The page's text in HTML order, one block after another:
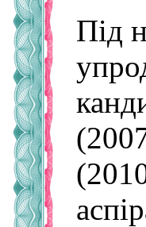
Під